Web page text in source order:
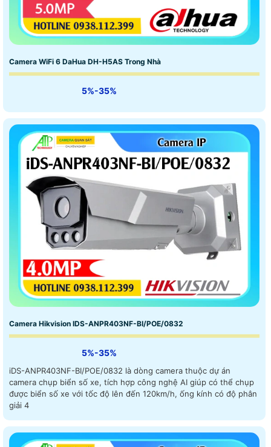
Camera WiFi 6 DaHua DH-H5AS Trong Nhà
5%-35%
Camera Hikvision IDS-ANPR403NF-BI/POE/0832
5%-35%
iDS-ANPR403NF-BI/POE/0832 là dòng camera thuộc dự án
camera chụp biển số xe, tích hợp công nghệ AI giúp có thể chụp
được biển số xe với tốc độ lên đến 120km/h, ống kính có độ phân
giải 4